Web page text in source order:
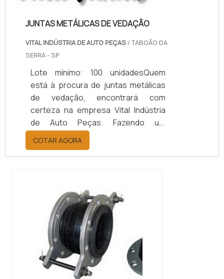
JUNTAS METÁLICAS DE VEDAÇÃO
VITAL INDÚSTRIA DE AUTO PEÇAS / TABOÃO DA
SERRA - SP
Lote mínimo: 100 unidadesQuem
está à procura de juntas metálicas
de vedação, encontrará com
certeza na empresa Vital Indústria
de Auto Peças. Fazendo um
orçamento por meio da maior
empresa da área, é possível achar a
sofisticação, qualidade e preço
vedação, com a melhor mão de obra
da Vital Indústria de Auto Peças, o
cliente receberá ótima qualidade
com responsabilidade ambient...
COTAR AGORA